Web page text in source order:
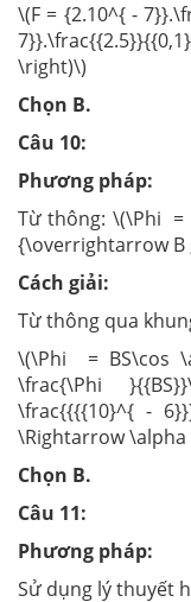
\(F = {2.10^{ -
\right)\)
Chọn B.
Câu 10:
Phương pháp:
Từ thông: \(\Phi =
{\overrightarrow
Cách giải:
Từ thông qua
\(\Phi = BS\cos
\frac{\Phi
\frac{{{{10}^{ -
\Rightarrow
Chọn B.
Câu 11:
Phương pháp:
Sử dụng lý thuyết